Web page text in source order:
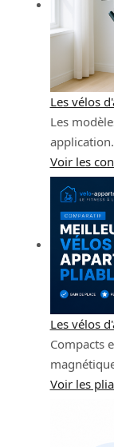
Les vélos
Les
application.
Voir les
Les vélos
Compacts
Voir les